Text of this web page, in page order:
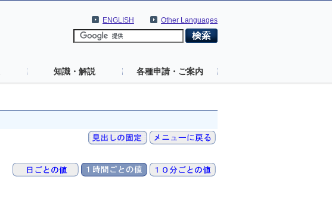
Other Languages
ENGLISH
知識・解説 各種申請・ご案内